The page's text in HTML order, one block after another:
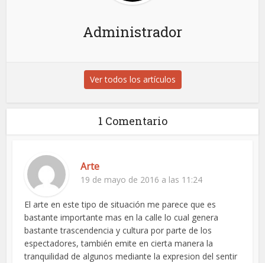
Administrador
Ver todos los artículos
1 Comentario
Arte
19 de mayo de 2016 a las 11:24
El arte en este tipo de situación me parece que es
bastante importante mas en la calle lo cual genera
bastante trascendencia y cultura por parte de los
espectadores, también emite en cierta manera la
tranquilidad de algunos mediante la expresion del sentir